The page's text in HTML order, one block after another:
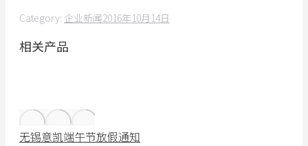
Category: 企业新闻2016年10月14日
相关产品
无锡意凯端午节放假通知